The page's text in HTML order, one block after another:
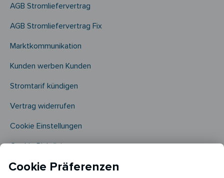
AGB Stromliefervertrag
AGB Stromliefervertrag Fix
Marktkommunikation
Kunden werben Kunden
Stromtarif kündigen
Vertrag widerrufen
Cookie Einstellungen
Cookie Richtlinie​
Cookie Präferenzen